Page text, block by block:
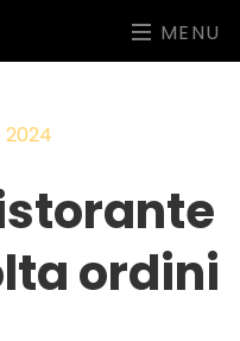
MENU
ordini